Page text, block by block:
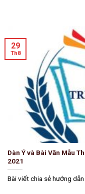
Dàn Ý và Bài Văn Mẫu
2021
Bài viết chia sẻ hướng
29
Th8